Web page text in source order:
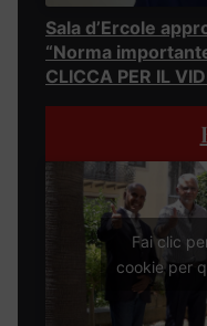
Sala d’Ercole
“Norma
CLICCA PER IL
Fai clic
cookie per